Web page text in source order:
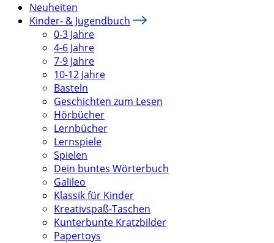
Neuheiten
Kinder- & Jugendbuch
0-3 Jahre
4-6 Jahre
7-9 Jahre
10-12 Jahre
Basteln
Geschichten zum Lesen
Hörbücher
Lernbücher
Lernspiele
Spielen
Dein buntes Wörterbuch
Galileo
Klassik für Kinder
Kreativspaß-Taschen
Kunterbunte Kratzbilder
Papertoys